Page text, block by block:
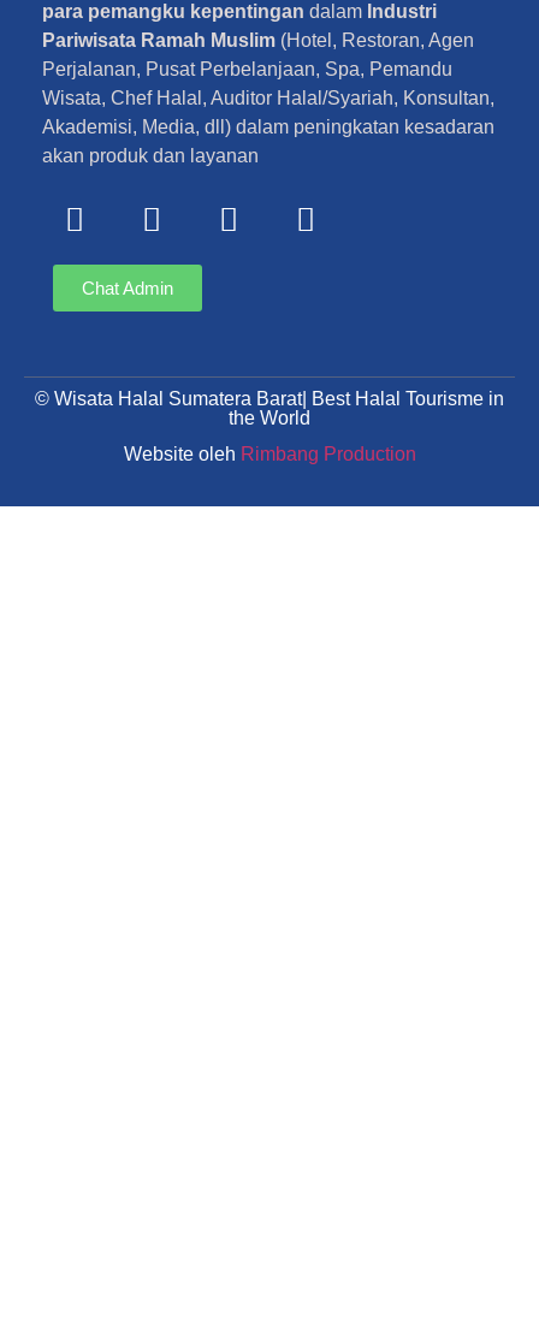
para pemangku kepentingan dalam Industri
Pariwisata Ramah Muslim (Hotel, Restoran, Agen
Perjalanan, Pusat Perbelanjaan, Spa, Pemandu
Wisata, Chef Halal, Auditor Halal/Syariah, Konsultan,
Akademisi, Media, dll) dalam peningkatan kesadaran
akan produk dan layanan
Chat Admin
© Wisata Halal Sumatera Barat| Best Halal Tourisme in
the World
Website oleh Rimbang Production